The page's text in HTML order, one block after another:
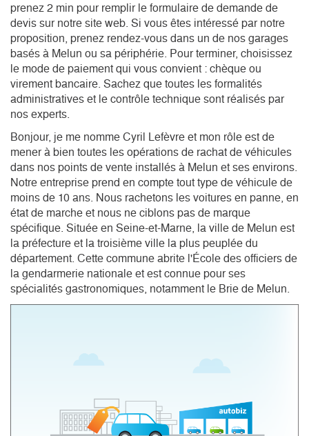
prenez 2 min pour remplir le formulaire de demande de
devis sur notre site web. Si vous êtes intéressé par notre
proposition, prenez rendez-vous dans un de nos garages
basés à Melun ou sa périphérie. Pour terminer, choisissez
le mode de paiement qui vous convient : chèque ou
virement bancaire. Sachez que toutes les formalités
administratives et le contrôle technique sont réalisés par
nos experts.
Bonjour, je me nomme Cyril Lefèvre et mon rôle est de
mener à bien toutes les opérations de rachat de véhicules
dans nos points de vente installés à Melun et ses environs.
Notre entreprise prend en compte tout type de véhicule de
moins de 10 ans. Nous rachetons les voitures en panne, en
état de marche et nous ne ciblons pas de marque
spécifique. Située en Seine-et-Marne, la ville de Melun est
la préfecture et la troisième ville la plus peuplée du
département. Cette commune abrite l'École des officiers de
la gendarmerie nationale et est connue pour ses
spécialités gastronomiques, notamment le Brie de Melun.